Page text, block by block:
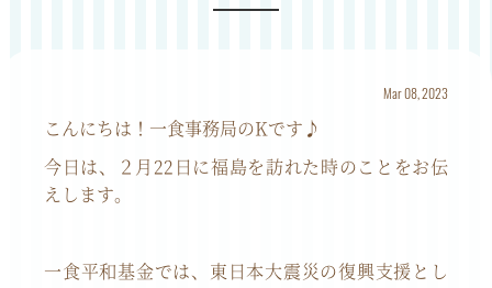
Mar 08, 2023
こんにちは！一食事務局のKです♪
今日は、２月 22 日に福島を訪れた時のことをお伝
えします。
一食平和基金では、東日本大震災の復興支援とし